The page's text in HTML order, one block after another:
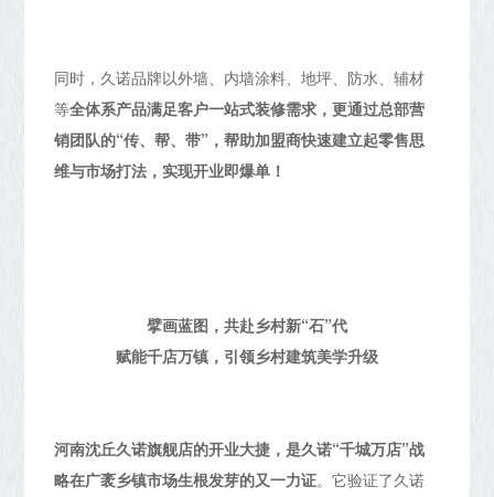
同时，久诺品牌以外墙、内墙涂料、地坪、防水、辅材
等全体系产品满足客户一站式装修需求，更通过总部营
销团队的“传、帮、带”，帮助加盟商快速建立起零售思
维与市场打法，实现开业即爆单！
擘画蓝图，共赴乡村新“石”代
赋能千店万镇，引领乡村建筑美学升级
河南沈丘久诺旗舰店的开业大捷，是久诺“千城万店”战
略在广袤乡镇市场生根发芽的又一力证。它验证了久诺